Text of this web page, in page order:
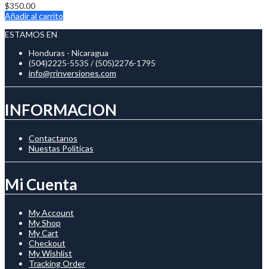
$350.00
Añadir al carrito
ESTAMOS EN
Honduras - Nicaragua
(504)2225-5535 / (505)2276-1795
info@rrinversiones.com
INFORMACION
Contactanos
Nuestas Politicas
Mi Cuenta
My Account
My Shop
My Cart
Checkout
My Wishlist
Tracking Order